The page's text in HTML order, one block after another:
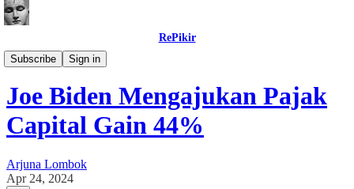
RePikir
Subscribe
Sign in
Buletin
Joe Biden Mengajukan Pajak
Capital Gain 44%
Arjuna Lombok
Apr 24, 2024